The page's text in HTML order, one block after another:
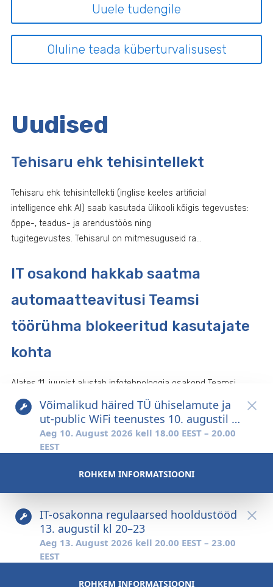
Uuele tudengile
Oluline teada küberturvalisusest
Uudised
Tehisaru ehk tehisintellekt
Tehisaru ehk tehisintellekti (inglise keeles artificial
intelligence ehk AI) saab kasutada ülikooli kõigis tegevustes:
õppe-, teadus- ja arendustöös ning
tugitegevustes. Tehisarul on mitmesuguseid ra...
IT osakond hakkab saatma
automaatteavitusi Teamsi
töörühma blokeeritud kasutajate
kohta
Alates 11. juunist alustab infotehnoloogia osakond Teamsi
töörühmade automaatkontrolli. Kui töörühmade liikmete
hulgast leitakse mõni kasutaja, kes on blokeeritud näiteks
ülikoolist lahkumise tõttu, ...
tööarvutite andmekaitset
Tartu Ülikool jätkab infoturbe tugevdamist ja tööarvutite
turvalisuse parandamist. Selleks hakatakse lähikuudel
uuendama vanemate Windowsi süle- ja lauaarvutite